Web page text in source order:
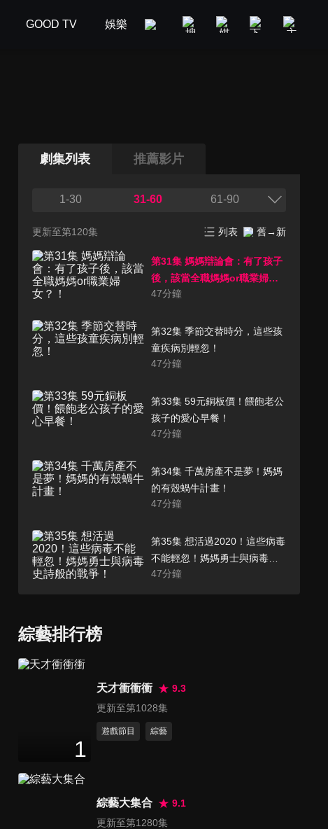
GOOD TV 娛樂 美食旅遊 新聞政論
劇集列表 推薦影片
1-30 31-60 61-90
更新至第120集 列表 舊→新
第31集 媽媽辯論會：有了孩子
後，該當全職媽媽or職業婦
女？！
47分鐘
第32集 季節交替時分，這些孩
童疾病別輕忽！
47分鐘
第33集 59元銅板價！餵飽老公
孩子的愛心早餐！
47分鐘
第34集 千萬房產不是夢！媽媽
的有殼蝸牛計畫！
47分鐘
第35集 想活過2020！這些病毒
不能輕忽！媽媽勇士與病毒史
詩般的戰爭！
47分鐘
第37集 兒童節快樂！寶貝今天
池！
47分鐘
第39集 這件事我不接受！兩代
綜藝排行榜
1
天才衝衝衝
9.3
更新至第1028集
遊戲節目 綜藝
綜藝大集合
9.1
更新至第1280集